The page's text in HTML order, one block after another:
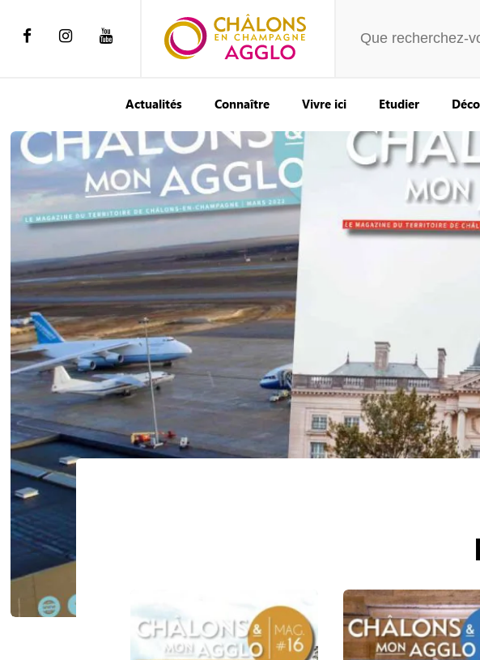
Actualités Connaître Vivre ici Etudier